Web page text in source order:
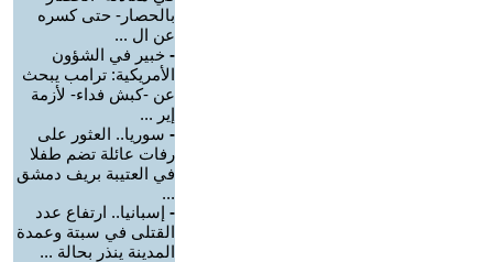
بالحصار- حتى كسره
عن ال ...
- خبير في الشؤون
الأمريكية: ترامب يبحث
عن -كبش فداء- لأزمة
إير ...
- سوريا.. العثور على
رفات عائلة تضم طفلا
في العتيبة بريف دمشق
...
- إسبانيا.. ارتفاع عدد
القتلى في سبتة وعمدة
المدينة ينذر بحالة ...